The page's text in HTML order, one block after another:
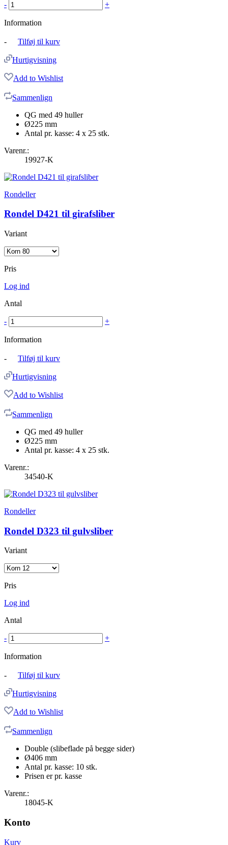
- +
Information
- Tilføj til kurv
Hurtigvisning
Add to Wishlist
Sammenlign
QG med 49 huller
Ø225 mm
Antal pr. kasse: 4 x 25 stk.
Varenr.:
19927-K
Rondeller
Rondel D421 til girafsliber
Variant
Pris
Log ind
Antal
- +
Information
- Tilføj til kurv
Hurtigvisning
Add to Wishlist
Sammenlign
QG med 49 huller
Ø225 mm
Antal pr. kasse: 4 x 25 stk.
Varenr.:
34540-K
Rondeller
Rondel D323 til gulvsliber
Variant
Pris
Log ind
Antal
- +
Information
- Tilføj til kurv
Hurtigvisning
Add to Wishlist
Sammenlign
Double (slibeflade på begge sider)
Ø406 mm
Antal pr. kasse: 10 stk.
Prisen er pr. kasse
Varenr.:
18045-K
Konto
Kurv